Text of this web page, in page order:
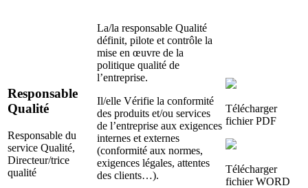
Responsable
Qualité
Responsable du
service Qualité,
Directeur/trice
qualité
La/la responsable Qualité
définit, pilote et contrôle la
mise en œuvre de la
politique qualité de
l’entreprise.
Il/elle Vérifie la conformité
des produits et/ou services
de l’entreprise aux exigences
internes et externes
(conformité aux normes,
exigences légales, attentes
des clients…).
Télécharger
fichierPDF
Télécharger
fichierWORD